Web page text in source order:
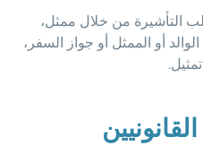
التأشيرة من خلال ممثل،
أو الممثل أو جواز السفر،